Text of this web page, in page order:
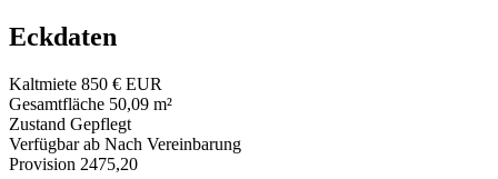
Eckdaten
Kaltmiete 850 € EUR
Gesamtfläche 50,09 m²
Zustand Gepflegt
Verfügbar ab Nach Vereinbarung
Provision 2475,20